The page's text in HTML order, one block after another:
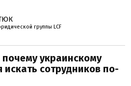
группы LCF
украинскому
искать сотрудников по-